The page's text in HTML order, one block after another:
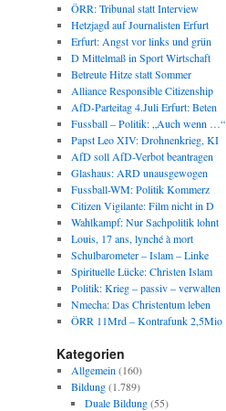
ÖRR: Tribunal statt Interview
Hetzjagd auf Journalisten Erfurt
Erfurt: Angst vor links und grün
D Mittelmaß in Sport Wirtschaft
Betreute Hitze statt Sommer
Alliance Responsible Citizenship
AfD-Parteitag 4.Juli Erfurt: Beten
Fussball – Politik: „Auch wenn …“
Papst Leo XIV: Drohnenkrieg, KI
AfD soll AfD-Verbot beantragen
Glashaus: ARD unausgewogen
Fussball-WM: Politik Kommerz
Citizen Vigilante: Film nicht in D
Wahlkampf: Nur Sachpolitik lohnt
Louis, 17 ans, lynché à mort
Schulbarometer – Islam – Linke
Spirituelle Lücke: Christen Islam
Politik: Krieg – passiv – verwalten
Nmecha: Das Christentum leben
ÖRR 11Mrd – Kontrafunk 2,5Mio
Kategorien
Allgemein (160)
Bildung(1.789)
Duale Bildung(55)